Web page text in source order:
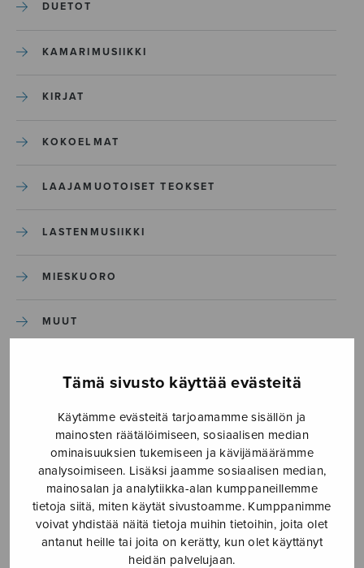
Tämä sivusto käyttää evästeitä
Käytämme evästeitä tarjoamamme sisällön ja
mainosten räätälöimiseen, sosiaalisen median
ominaisuuksien tukemiseen ja kävijämäärämme
analysoimiseen. Lisäksi jaamme sosiaalisen median,
mainosalan ja analytiikka-alan kumppaneillemme
tietoja siitä, miten käytät sivustoamme. Kumppanimme
voivat yhdistää näitä tietoja muihin tietoihin, joita olet
antanut heille tai joita on kerätty, kun olet käyttänyt
heidän palvelujaan.
DUETOT
KAMARIMUSIIKKI
KIRJAT
KOKOELMAT
LAAJAMUOTOISET TEOKSET
LASTENMUSIIKKI
MIESKUORO
MUUT
SEKAKUORO
SOITINKOULUT JA OPPAAT
SOITINMUSIIKKI
YKSINLAULU